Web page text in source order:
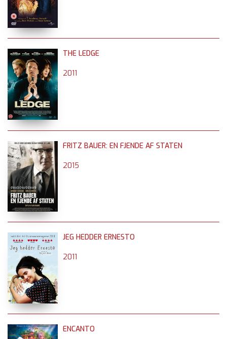
THE LEDGE
2011
FRITZ BAUER: EN FJENDE AF STATEN
2015
JEG HEDDER ERNESTO
2011
ENCANTO